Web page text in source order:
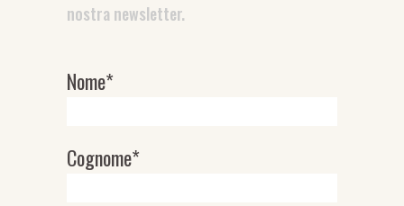
nostra newsletter.
Newsletter
Nome*
Cognome*